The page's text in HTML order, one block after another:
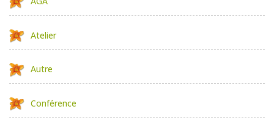
Atelier
Autre
Conférence